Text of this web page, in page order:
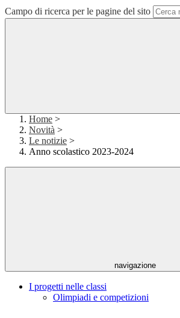
Campo di ricerca per le pagine del sito
Home >
Novità >
Le notizie >
Anno scolastico 2023-2024
navigazione
I progetti nelle classi
Olimpiadi e competizioni